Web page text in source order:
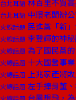
台北耳語 林百里不買
台北耳語 中環老闆辦
火線話題 民進黨「新
火線話題 李登輝的神
火線話題 為了國民黨
火線話題 十大國營事
火線話題 上兆家產將
火線話題 左手捧骨董
台鳳想飛，